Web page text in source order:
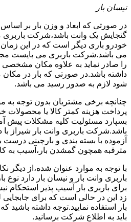
نیسان بار
در صورتی که ابعاد و وزن بار بر
گنجایش یک وانت باشد،شرکت
خودرو باری دیگر است که در این زمان
می باشد.شرکت باربری می بایست
را صادر نماید به علاوه مکان مشخصی
داشته باشد.در صورتی که بار در
شود لازم به صدور رسید می باشد.
چنانچه برخی مشتریان بدون توجه به
پرداخت هزینه کمتر کالا یا محصولات
بسپارد مسئولیت کلیه مشکلات پیش
باشد.شرکت باربری وانت بار شیراز با
آزموده با بسته بندی و بارچینی درست
مترقبه همچون گمشدن بار،آسیب به
با توجه به موارد عنوان شده،از دیگر
باربری وانت بار و نیسان بار دارد نوع
برای باربری بار آسیب پذیر استحکام
زد این در حالی است که برای جابجایی
بار استفاده نمایید.توجه داشته باشید
باید به اطلاع شرکت برسانید.